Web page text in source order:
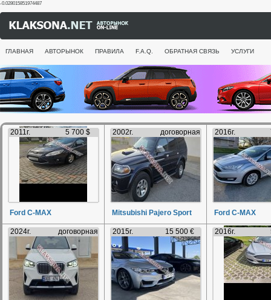
-0.028015851974487
ГЛАВНАЯ АВТОРЫНОК ПРАВИЛА F.A.Q. ОБРАТНАЯ СВЯЗЬ УСЛУГИ
2011г. 5 700 $
Ford C-MAX
2002г. договорная
Mitsubishi Pajero Sport
2016г.
Ford C-MAX
2024г. договорная 2015г. 15 500 € 2016г.